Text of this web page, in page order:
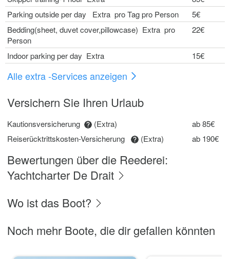
Parking outside per day Extra pro Tag pro Person
5€
Bedding(sheet, duvet cover,pillowcase) Extra pro
Person
22€
Indoor parking per day Extra 15€
Alle extra -Services anzeigen
Versichern Sie Ihren Urlaub
Kautionsversicherung (Extra)
ab 85€
Reiserücktrittskosten-Versicherung
(Extra) ab 190€
Bewertungen über die Reederei:
Yachtcharter De Drait
Wo ist das Boot?
Noch mehr Boote, die dir gefallen könnten